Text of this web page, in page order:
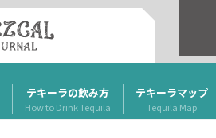
テキーラの飲み方
How to Drink Tequila
テキーラマップ
Tequila Map